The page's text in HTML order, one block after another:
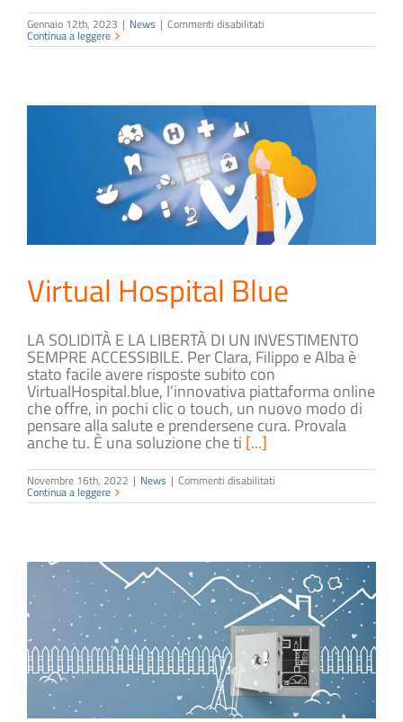
Gennaio 12th, 2023 | News | Commenti disabilitati
Continua a leggere
Virtual Hospital Blue
LA SOLIDITÀ E LA LIBERTÀ DI UN INVESTIMENTO
SEMPRE ACCESSIBILE. Per Clara, Filippo e Alba è
stato facile avere risposte subito con
VirtualHospital.blue, l’innovativa piattaforma online
che offre, in pochi clic o touch, un nuovo modo di
pensare alla salute e prendersene cura. Provala
anche tu. È una soluzione che ti [...]
Novembre 16th, 2022 | News | Commenti disabilitati
Hospital
Continua a leggere